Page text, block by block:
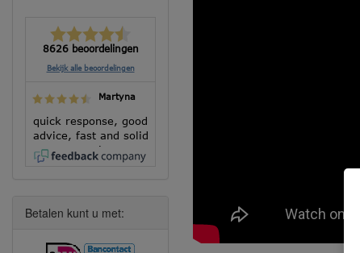
8626 beoordelingen
Bekijk alle beoordelingen
Martyna
quick response, good
advice, fast and solid
execution!
Betalen kunt u met: